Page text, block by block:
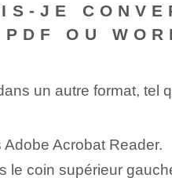
JE
OU
un autre format, tel
Acrobat⁤ Reader.
le coin supérieur